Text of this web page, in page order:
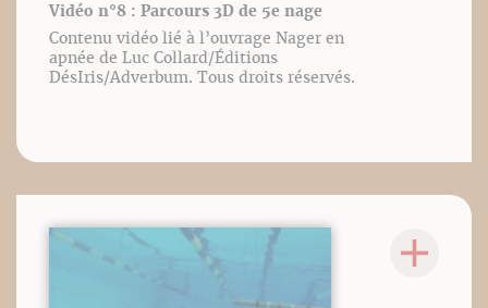
Vidéo n°8 : Parcours 3D de 5e nage
Contenu vidéo lié à l’ouvrage Nager en
apnée de Luc Collard/Éditions
DésIris/Adverbum. Tous droits réservés.